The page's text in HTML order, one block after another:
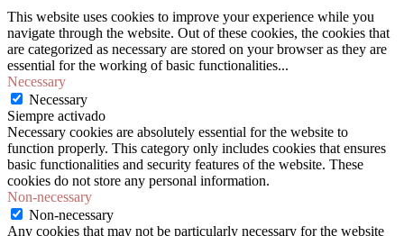
This website uses cookies to improve your experience while you
navigate through the website. Out of these cookies, the cookies that
are categorized as necessary are stored on your browser as they are
essential for the working of basic functionalities...
Necessary
Necessary
Siempre activado
Necessary cookies are absolutely essential for the website to
function properly. This category only includes cookies that ensures
basic functionalities and security features of the website. These
cookies do not store any personal information.
Non-necessary
Non-necessary
Any cookies that may not be particularly necessary for the website